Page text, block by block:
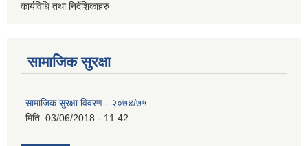
कार्यविधि तथा निर्देशिकाहरु
सामाजिक सुरक्षा
सामाजिक सुरक्षा विवरण - २०७४/७५
मिति: 03/06/2018 - 11:42